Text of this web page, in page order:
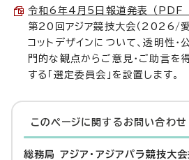
令和6年4月5日報道発表 （
第20回アジア競技大会（2026/愛
コットデザインについて、透明性・
門的な観点からご意見・ご助言を
する「選定委員会」を設置します。
このページに関する お問い合わせ
総務局 アジア・アジアパラ競技大